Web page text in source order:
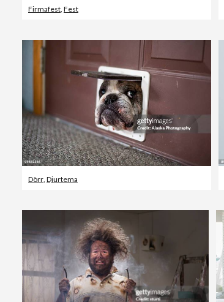
Firmafest, Fest
Dörr, Djurtema